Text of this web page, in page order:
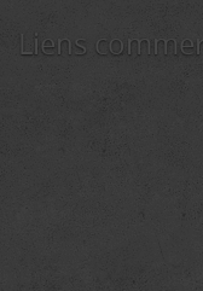
Liens